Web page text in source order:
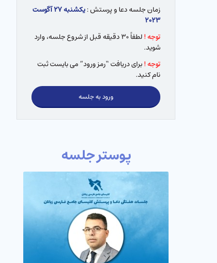
زمان جلسه دعا و پرستش :
یکشنبه ۲۷ آگوست
۲۰۲۳
توجه !
لطفاً ۳۰ دقیقه قبل از شروع جلسه، وارد
شوید.
توجه !برای دریافت “رمز ورود” می بایست ثبت
نام کنید.
ورود به جلسه
پوستر جلسه